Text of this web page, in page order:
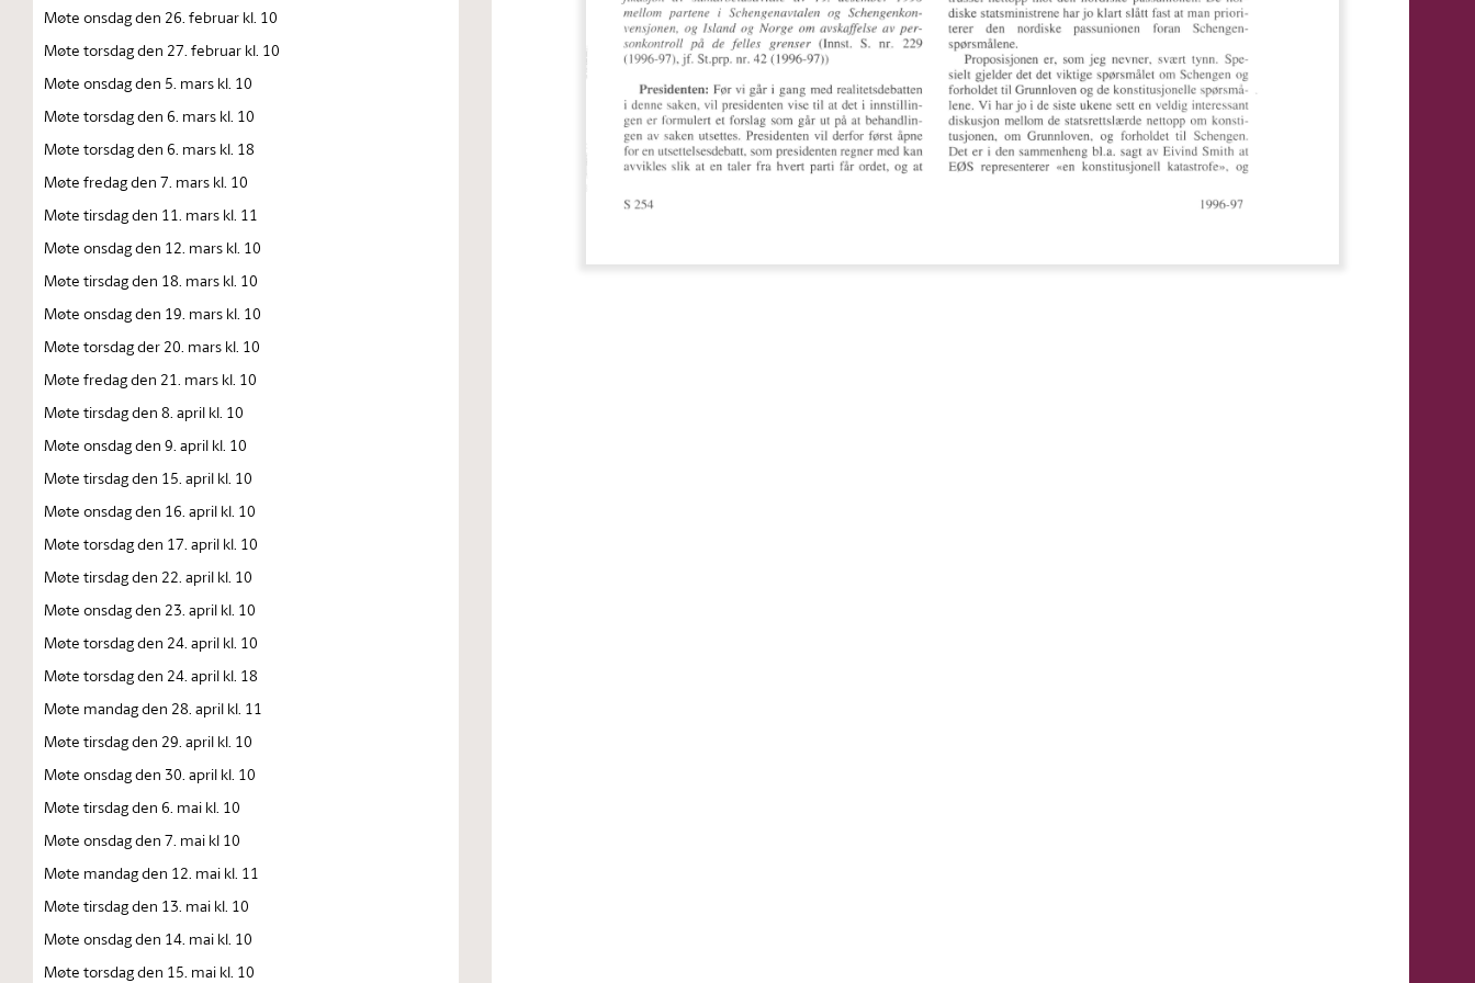
Møte onsdag den 26. februar kl. 10
Møte torsdag den 27. februar kl. 10
Møte onsdag den 5. mars kl. 10
Møte torsdag den 6. mars kl. 10
Møte torsdag den 6. mars kl. 18
Møte fredag den 7. mars kl. 10
Møte tirsdag den 11. mars kl. 11
Møte onsdag den 12. mars kl. 10
Møte tirsdag den 18. mars kl. 10
Møte onsdag den 19. mars kl. 10
Møte torsdag der 20. mars kl. 10
Møte fredag den 21. mars kl. 10
Møte tirsdag den 8. april kl. 10
Møte onsdag den 9. april kl. 10
Møte tirsdag den 15. april kl. 10
Møte onsdag den 16. april kl. 10
Møte torsdag den 17. april kl. 10
Møte tirsdag den 22. april kl. 10
Møte onsdag den 23. april kl. 10
Møte torsdag den 24. april kl. 10
Møte torsdag den 24. april kl. 18
Møte mandag den 28. april kl. 11
Møte tirsdag den 29. april kl. 10
Møte onsdag den 30. april kl. 10
Møte tirsdag den 6. mai kl. 10
Møte onsdag den 7. mai kl 10
Møte mandag den 12. mai kl. 11
Møte tirsdag den 13. mai kl. 10
Møte onsdag den 14. mai kl. 10
Møte torsdag den 15. mai kl. 10